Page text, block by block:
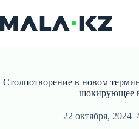
к
сути
Столпотворение в новом
шокирующее
22 октября, 2024